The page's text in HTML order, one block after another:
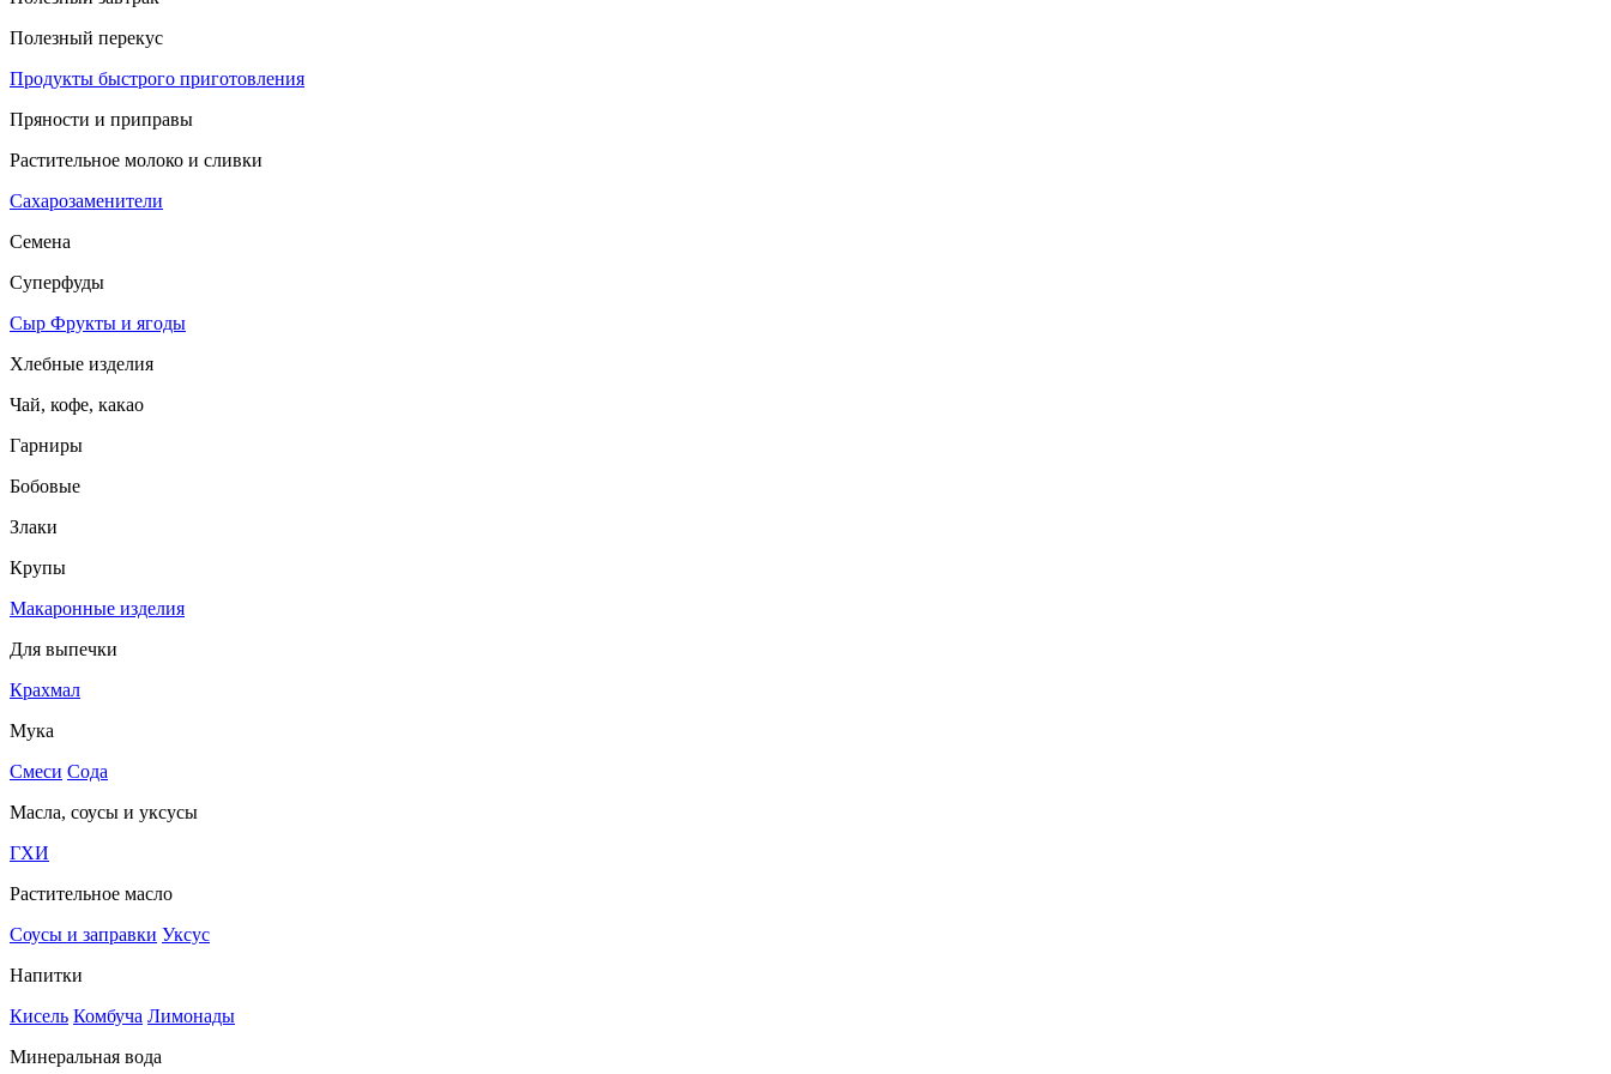
Полезный перекус
Продукты быстрого приготовления
Пряности и приправы
Растительное молоко и сливки
Сахарозаменители
Семена
Суперфуды
Сыр Фрукты и ягоды
Хлебные изделия
Чай, кофе, какао
Гарниры
Бобовые
Злаки
Крупы
Макаронные изделия
Для выпечки
Крахмал
Мука
Смеси Сода
Масла, соусы и уксусы
ГХИ
Растительное масло
Соусы и заправки Уксус
Напитки
Кисель Комбуча Лимонады
Минеральная вода